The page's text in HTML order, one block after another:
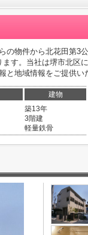
の物件から北花田第3
す。当社は堺市北区
地域情報をご提供い
建物
築13年
3階建
軽量鉄骨